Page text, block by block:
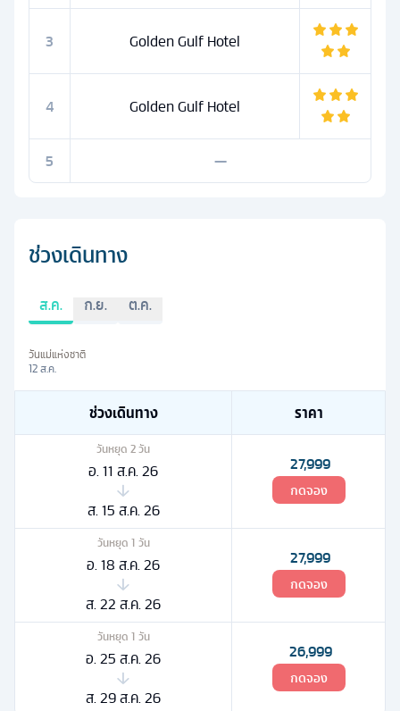
3 Golden Gulf Hotel
4 Golden Gulf Hotel
5 —
ช่วงเดินทาง
ส.ค. ก.ย. ต.ค.
วันแม่แห่งชาติ
12 ส.ค.
ช่วงเดินทาง ราคา
วันหยุด 2วัน
อ. 11 ส.ค. 26
ส. 15 ส.ค. 26
27,999
กดจอง
วันหยุด 1 วัน
อ. 18 ส.ค. 26
ส. 22 ส.ค. 26
27,999
กดจอง
วันหยุด 1 วัน
อ. 25 ส.ค. 26
ส. 29 ส.ค. 26
26,999
กดจอง